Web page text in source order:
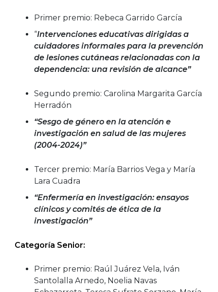
Primer premio: Rebeca Garrido García
“Intervenciones educativas dirigidas a
cuidadores informales para la prevención
de lesiones cutáneas relacionadas con la
dependencia: una revisión de alcance”
Segundo premio: Carolina Margarita García
Herradón
“Sesgo de género en la atención e
investigación en salud de las mujeres
(2004-2024)”
Tercer premio: María Barrios Vega y María
Lara Cuadra
“Enfermería en investigación: ensayos
clínicos y comités de ética de la
investigación”
Categoría Senior:
Primer premio: Raúl Juárez Vela, Iván
Santolalla Arnedo, Noelia Navas